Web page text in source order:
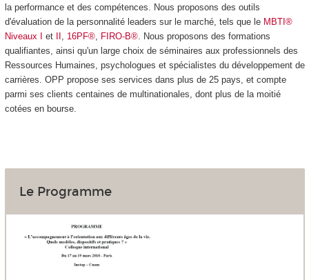
la performance et des compétences. Nous proposons des outils
d'évaluation de la personnalité leaders sur le marché, tels que le MBTI®
Niveaux I
et , 16PF®, FIRO-B®. Nous proposons des formations
qualifiantes, ainsi qu'un large choix de séminaires aux professionnels des
Ressources Humaines, psychologues et spécialistes du développement de
carrières. OPP propose ses services dans plus de 25 pays, et compte
parmi ses clients centaines de multinationales, dont plus de la moitié
cotées en bourse.
Le Programme